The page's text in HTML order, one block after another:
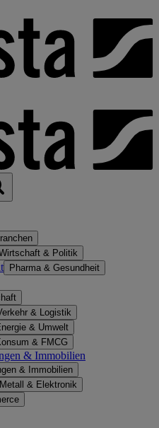
& Politik
Pharma & Gesundheit
& Logistik
& Umwelt
& FMCG
& Immobilien
& Immobilien
Metall & Elektronik